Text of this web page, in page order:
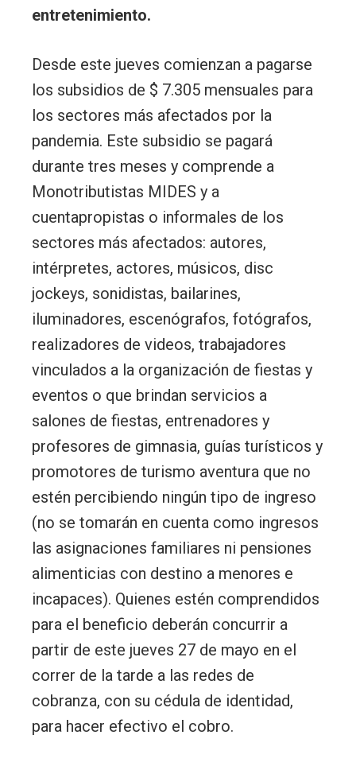
entretenimiento.
Desde este jueves comienzan a pagarse
los subsidios de $ 7.305 mensuales para
los sectores más afectados por la
pandemia. Este subsidio se pagará
durante tres meses y comprende a
Monotributistas MIDES y a
cuentapropistas o informales de los
sectores más afectados: autores,
intérpretes, actores, músicos, disc
jockeys, sonidistas, bailarines,
iluminadores, escenógrafos, fotógrafos,
realizadores de videos, trabajadores
vinculados a la organización de fiestas y
eventos o que brindan servicios a
salones de fiestas, entrenadores y
profesores de gimnasia, guías turísticos y
promotores de turismo aventura que no
estén percibiendo ningún tipo de ingreso
(no se tomarán en cuenta como ingresos
las asignaciones familiares ni pensiones
alimenticias con destino a menores e
incapaces). Quienes estén comprendidos
para el beneficio deberán concurrir a
partir de este jueves 27 de mayo en el
correr de la tarde a las redes de
cobranza, con su cédula de identidad,
para hacer efectivo el cobro.